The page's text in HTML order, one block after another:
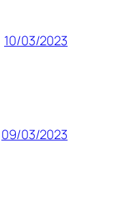
10/03/2023
09/03/2023